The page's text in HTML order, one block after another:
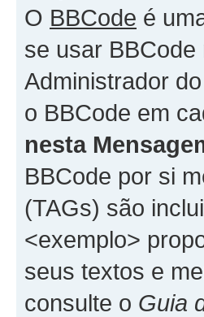
O BBCode é
se usar
Administrador
o BBCode em
nesta
BBCode por si
(TAGs) são
<exemplo>
seus textos e
consulte o Guia